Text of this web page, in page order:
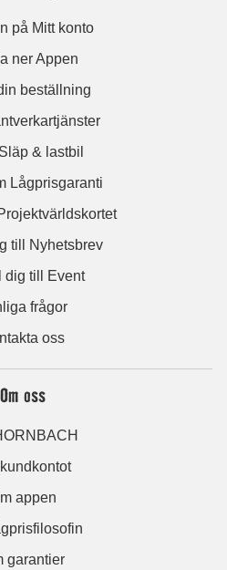
på Mitt konto
ner Appen
beställning
& lastbil
Lågprisgaranti
till Nyhetsbrev
dig till Event
frågor
oss
Om oss
appen
garantier